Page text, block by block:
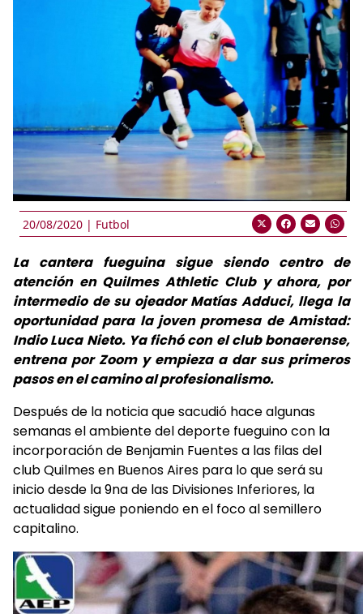
20/08/2020 | Futbol
La cantera fueguina sigue siendo centro de
atención en Quilmes Athletic Club y ahora, por
intermedio de su ojeador Matías Adduci, llega la
oportunidad para la joven promesa de Amistad:
Indio Luca Nieto. Ya fichó con el club bonaerense,
entrena por Zoom y empieza a dar sus primeros
pasos en el camino al profesionalismo.
Después de la noticia que sacudió hace algunas
semanas el ambiente del deporte fueguino con la
incorporación de Benjamin Fuentes a las filas del
club Quilmes en Buenos Aires para lo que será su
inicio desde la 9na de las Divisiones Inferiores, la
actualidad sigue poniendo en el foco al semillero
capitalino.